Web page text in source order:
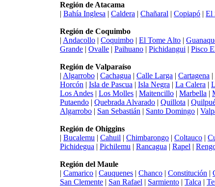
Región de Atacama
| Bahía Inglesa | Caldera | Chañaral | Copiapó | El
Región de Coquimbo
| Andacollo | Coquimbo | El Tome Alto |
Grande | Ovalle | Paihuano | Pichidangui | Pisco
Región de Valparaíso
| Algarrobo | Cachagua | Calle Larga | Cartagena |
Horcón | Isla de Pascua | Isla Negra | La Calera |
Los Andes | Los Molles | Maitencillo | Marbella |
Putaendo | Quebrada Alvarado | Quillota |
Algarrobo | San Sebastián | Santo Domingo |
Región de Ohiggins
| Bucalemu | Cahuil | Chimbarongo | Coltauco |
Pichidegua | Pichilemu | Rancagua | Rapel |
Región del Maule
| Camarico | Cauquenes | Chanco | Constitución |
San Clemente | San Rafael | Sarmiento | Talca |